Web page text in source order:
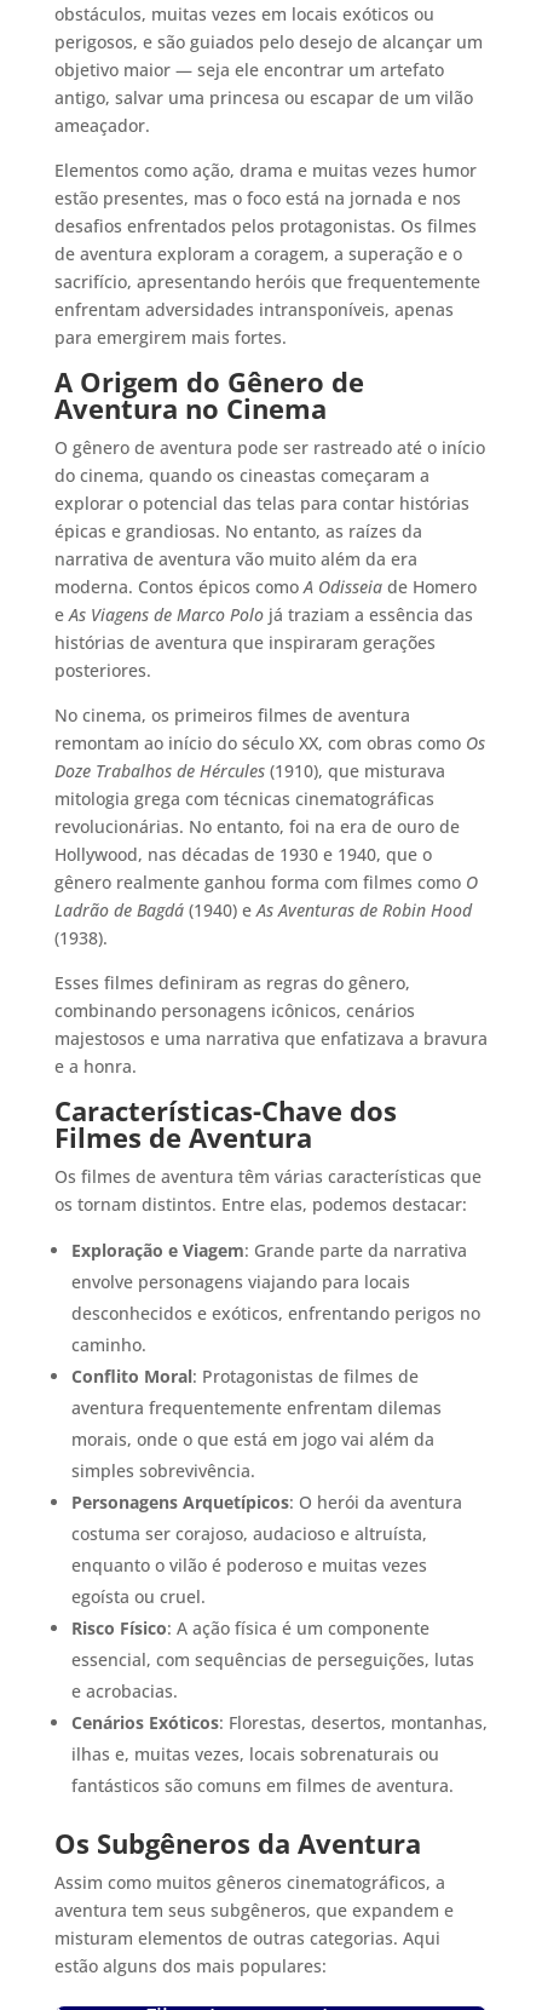
obstáculos, muitas vezes em locais exóticos ou
perigosos, e são guiados pelo desejo de alcançar um
objetivo maior — seja ele encontrar um artefato
antigo, salvar uma princesa ou escapar de um vilão
ameaçador.
Elementos como ação, drama e muitas vezes humor
estão presentes, mas o foco está na jornada e nos
desafios enfrentados pelos protagonistas. Os filmes
de aventura exploram a coragem, a superação e o
sacrifício, apresentando heróis que frequentemente
enfrentam adversidades intransponíveis, apenas
para emergirem mais fortes.
A Origem do Gênero de
Aventura no Cinema
O gênero de aventura pode ser rastreado até o início
do cinema, quando os cineastas começaram a
explorar o potencial das telas para contar histórias
épicas e grandiosas. No entanto, as raízes da
narrativa de aventura vão muito além da era
moderna. Contos épicos comoA Odisseiade Homero
eAs Viagens de Marco Polojá traziam a essência das
histórias de aventura que inspiraram gerações
posteriores.
No cinema, os primeiros filmes de aventura
remontam ao início do século XX, com obras como Os
Doze Trabalhos de Hércules(1910), que misturava
mitologia grega com técnicas cinematográficas
revolucionárias. No entanto, foi na era de ouro de
Hollywood, nas décadas de 1930 e 1940, que o
gênero realmente ganhou forma com filmes como O
Ladrão de Bagdá(1940) eAs Aventuras de Robin Hood
(1938).
Esses filmes definiram as regras do gênero,
combinando personagens icônicos, cenários
majestosos e uma narrativa que enfatizava a bravura
e a honra.
Características-Chave dos
Filmes de Aventura
Os filmes de aventura têm várias características que
os tornam distintos. Entre elas, podemos destacar:
Exploração e Viagem: Grande parte da narrativa
envolve personagens viajando para locais
desconhecidos e exóticos, enfrentando perigos no
caminho.
Conflito Moral: Protagonistas de filmes de
aventura frequentemente enfrentam dilemas
morais, onde o que está em jogo vai além da
simples sobrevivência.
Personagens Arquetípicos: O herói da aventura
costuma ser corajoso, audacioso e altruísta,
enquanto o vilão é poderoso e muitas vezes
egoísta ou cruel.
Risco Físico: A ação física é um componente
essencial, com sequências de perseguições, lutas
e acrobacias.
Cenários Exóticos: Florestas, desertos, montanhas,
ilhas e, muitas vezes, locais sobrenaturais ou
fantásticos são comuns em filmes de aventura.
Os Subgêneros da Aventura
Assim como muitos gêneros cinematográficos, a
aventura tem seus subgêneros, que expandem e
misturam elementos de outras categorias. Aqui
estão alguns dos mais populares: